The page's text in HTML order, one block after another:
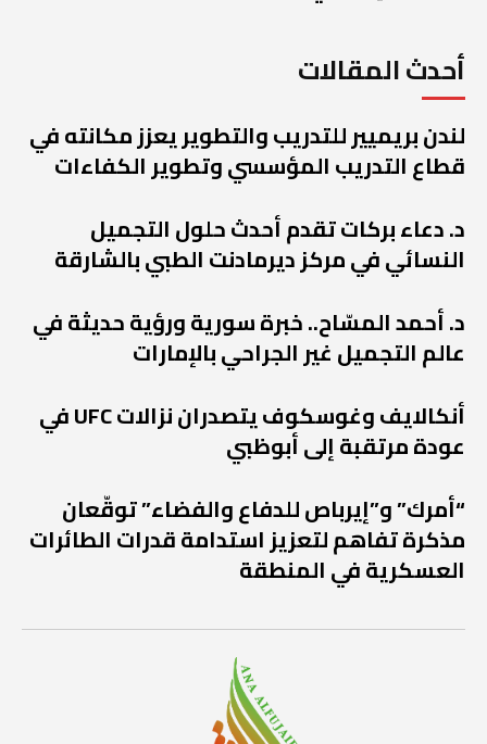
أحدث المقالات
لندن بريميير للتدريب والتطوير يعزز مكانته في
قطاع التدريب المؤسسي وتطوير الكفاءات
د. دعاء بركات تقدم أحدث حلول التجميل
النسائي في مركز ديرمادنت الطبي بالشارقة
د. أحمد المسّاح.. خبرة سورية ورؤية حديثة في
عالم التجميل غير الجراحي بالإمارات
أنكالايف وغوسكوف يتصدران نزالات UFC في
عودة مرتقبة إلى أبوظبي
“أمرك” و”إيرباص للدفاع والفضاء” توقّعان
مذكرة تفاهم لتعزيز استدامة قدرات الطائرات
العسكرية في المنطقة